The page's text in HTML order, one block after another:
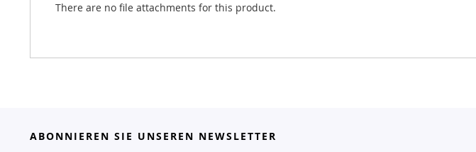
There are no file attachments for this product.
ABONNIEREN SIE UNSEREN NEWSLETTER